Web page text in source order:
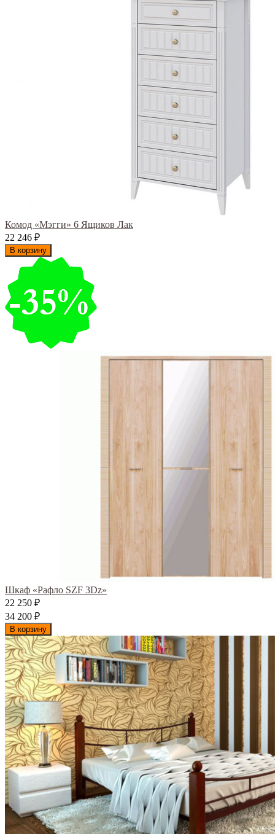
Комод «Мэгги» 6 Ящиков Лак
22 246 ₽
В корзину
Шкаф «Рафло SZF 3Dz»
22 250 ₽
34 200 ₽
В корзину